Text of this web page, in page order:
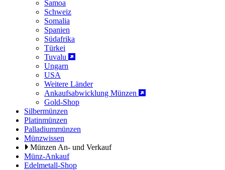
Samoa
Schweiz
Somalia
Spanien
Südafrika
Türkei
Tuvalu
Ungarn
USA
Weitere Länder
Ankaufsabwicklung Münzen
Gold-Shop
Silbermünzen
Platinmünzen
Palladiummünzen
Münzwissen
Münzen An- und Verkauf
Münz-Ankauf
Edelmetall-Shop